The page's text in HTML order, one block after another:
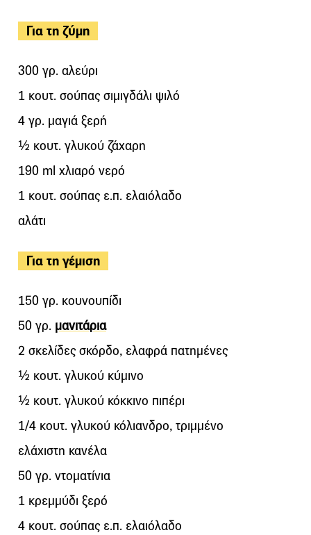
Για τη ζύμη
300 γρ. αλεύρι
1 κουτ. σούπας σιμιγδάλι ψιλό
4 γρ. μαγιά ξερή
½ κουτ. γλυκού ζάχαρη
190 ml χλιαρό νερό
1 κουτ. σούπας ε.π. ελαιόλαδο
αλάτι
Για τη γέμιση
150 γρ. κουνουπίδι
50 γρ. μανιτάρια
2 σκελίδες σκόρδο, ελαφρά πατημένες
½ κουτ. γλυκού κύμινο
½ κουτ. γλυκού κόκκινο πιπέρι
1/4 κουτ. γλυκού κόλιανδρο, τριμμένο
ελάχιστη κανέλα
50 γρ. ντοματίνια
1 κρεμμύδι ξερό
4 κουτ. σούπας ε.π. ελαιόλαδο